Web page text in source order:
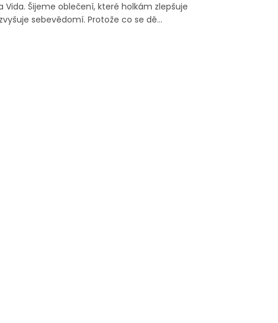
Vida. Šijeme oblečení, které holkám zlepšuje
sebevědomí. Protože co se dě...